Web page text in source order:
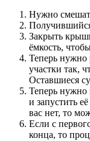
Нужно
Закрыть
ёмкость,
Теперь нужно
участки так,
Оставшиеся
Теперь
и запустить
вас нет, то
Если с
конца, то